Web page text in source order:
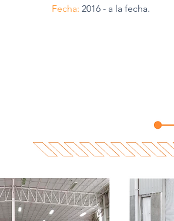
Fecha: 2016 - a la fecha.